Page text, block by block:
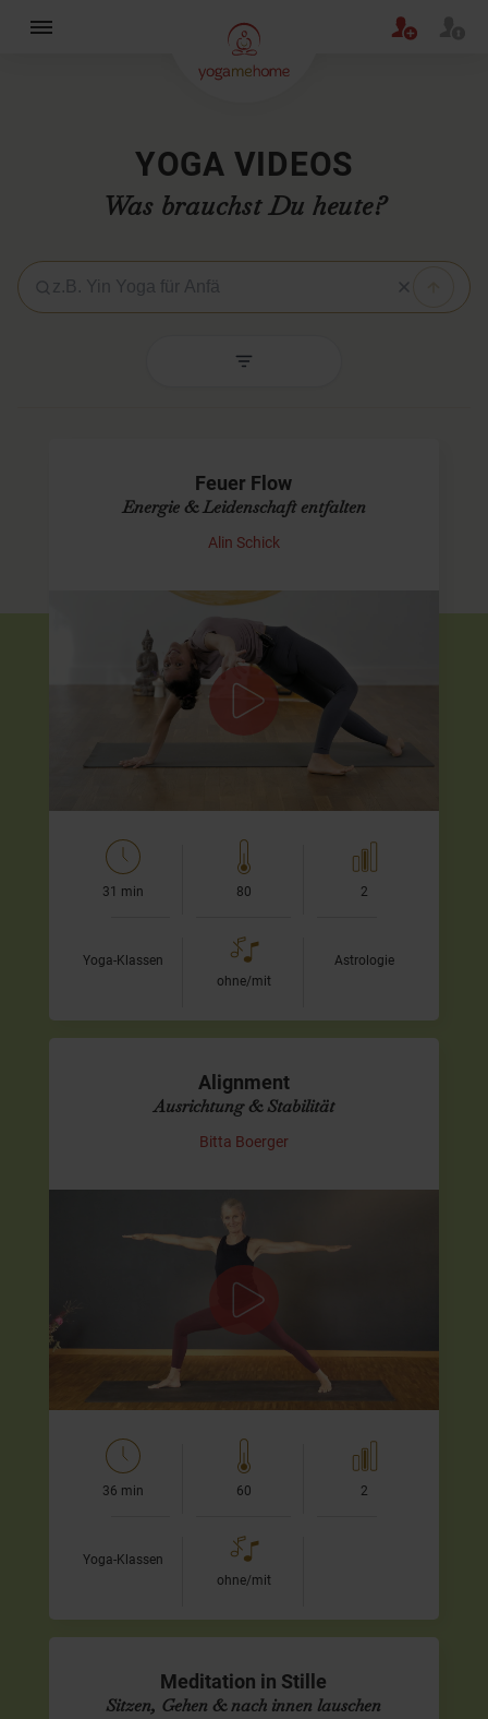
YOGA VIDEOS
Was brauchst Du heute?
Feuer Flow
Energie & Leidenschaft entfalten
Alin Schick
Lebendiger und dynamischer Flow mit
ruhigen Momenten zum Innehalten
In diesem dynamischen Flow lade ich Dich ein, Dein
inneres Feuer zu entfachen und Deine Energie bewusst in
31 min 80 2
Yoga-Klassen
ohne/mit
Astrologie
Alignment
Ausrichtung & Stabilität
Bitta Boerger
Klarheit, Länge und Stabilität durch
präzise Ausrichtung
In dieser Yoga-Praxis lade ich Dich ein, Dich bewusst mit
Deiner Ausrichtung im Körper zu beschäftigen und mehr
36 min 60 2
Yoga-Klassen
ohne/mit
Meditation in Stille
Sitzen, Gehen & nach innen lauschen